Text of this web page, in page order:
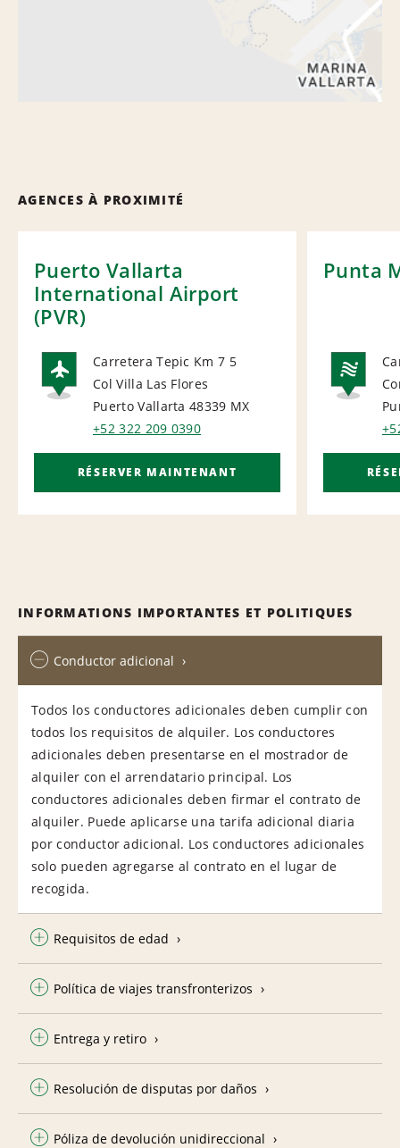
AGENCES À PROXIMITÉ
Puerto Vallarta
International Airport
(PVR)
AIRPORT
Carretera Tepic Km 7 5
Col Villa Las Flores
Puerto Vallarta 48339 MX
+52 322 209 0390
RÉSERVER MAINTENANT
Punta
INFORMATIONS IMPORTANTES ET POLITIQUES
Conductor adicional
Todos los conductores adicionales deben cumplir con
todos los requisitos de alquiler. Los conductores
adicionales deben presentarse en el mostrador de
alquiler con el arrendatario principal. Los
conductores adicionales deben firmar el contrato de
alquiler. Puede aplicarse una tarifa adicional diaria
por conductor adicional. Los conductores adicionales
solo pueden agregarse al contrato en el lugar de
recogida.
Requisitos de edad
Política de viajes transfronterizos
Entrega y retiro
Resolución de disputas por daños
Póliza de devolución unidireccional